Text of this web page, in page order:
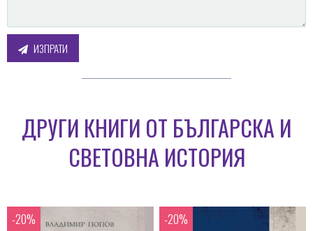
ИЗПРАТИ
ДРУГИ КНИГИ ОТ БЪЛГАРСКА И
СВЕТОВНА ИСТОРИЯ